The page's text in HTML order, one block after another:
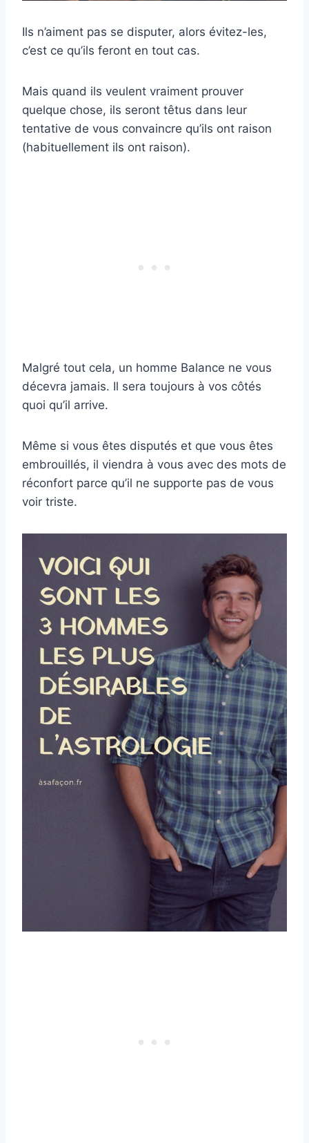
Ils n’aiment pas se disputer, alors évitez-les,
c’est ce qu’ils feront en tout cas.
Mais quand ils veulent vraiment prouver
quelque chose, ils seront têtus dans leur
tentative de vous convaincre qu’ils ont raison
(habituellement ils ont raison).
Malgré tout cela, un homme Balance ne vous
décevra jamais. Il sera toujours à vos côtés
quoi qu’il arrive.
Même si vous êtes disputés et que vous êtes
embrouillés, il viendra à vous avec des mots de
réconfort parce qu’il ne supporte pas de vous
voir triste.